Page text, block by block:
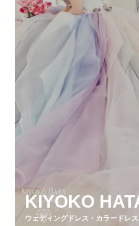
KIYOKO
ウェディングドレス・カラードレ